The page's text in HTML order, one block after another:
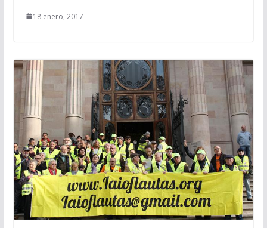
18 enero, 2017